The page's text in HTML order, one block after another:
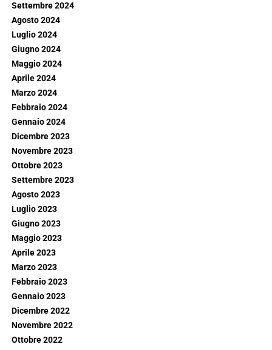
Settembre 2024
Agosto 2024
Luglio 2024
Giugno 2024
Maggio 2024
Aprile 2024
Marzo 2024
Febbraio 2024
Gennaio 2024
Dicembre 2023
Novembre 2023
Ottobre 2023
Settembre 2023
Agosto 2023
Luglio 2023
Giugno 2023
Maggio 2023
Aprile 2023
Marzo 2023
Febbraio 2023
Gennaio 2023
Dicembre 2022
Novembre 2022
Ottobre 2022